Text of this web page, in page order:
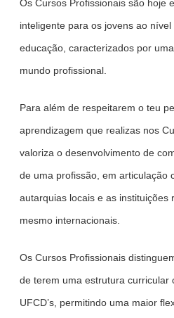
Os Cursos Profissionais são hoje
inteligente para os jovens ao
educação, caracterizados por
mundo profissional.
Para além de respeitarem o teu
aprendizagem que realizas nos
valoriza o desenvolvimento de
de uma profissão, em articulação
autarquias locais e as instituições
mesmo internacionais.
Os Cursos Profissionais
de terem uma estrutura curricular
UFCD’s, permitindo uma maior